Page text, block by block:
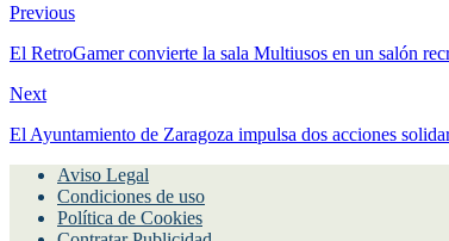
Previous
El RetroGamer convierte la sala Multiusos en un salón
Next
El Ayuntamiento de Zaragoza impulsa dos acciones
Aviso Legal
Condiciones de uso
Política de Cookies